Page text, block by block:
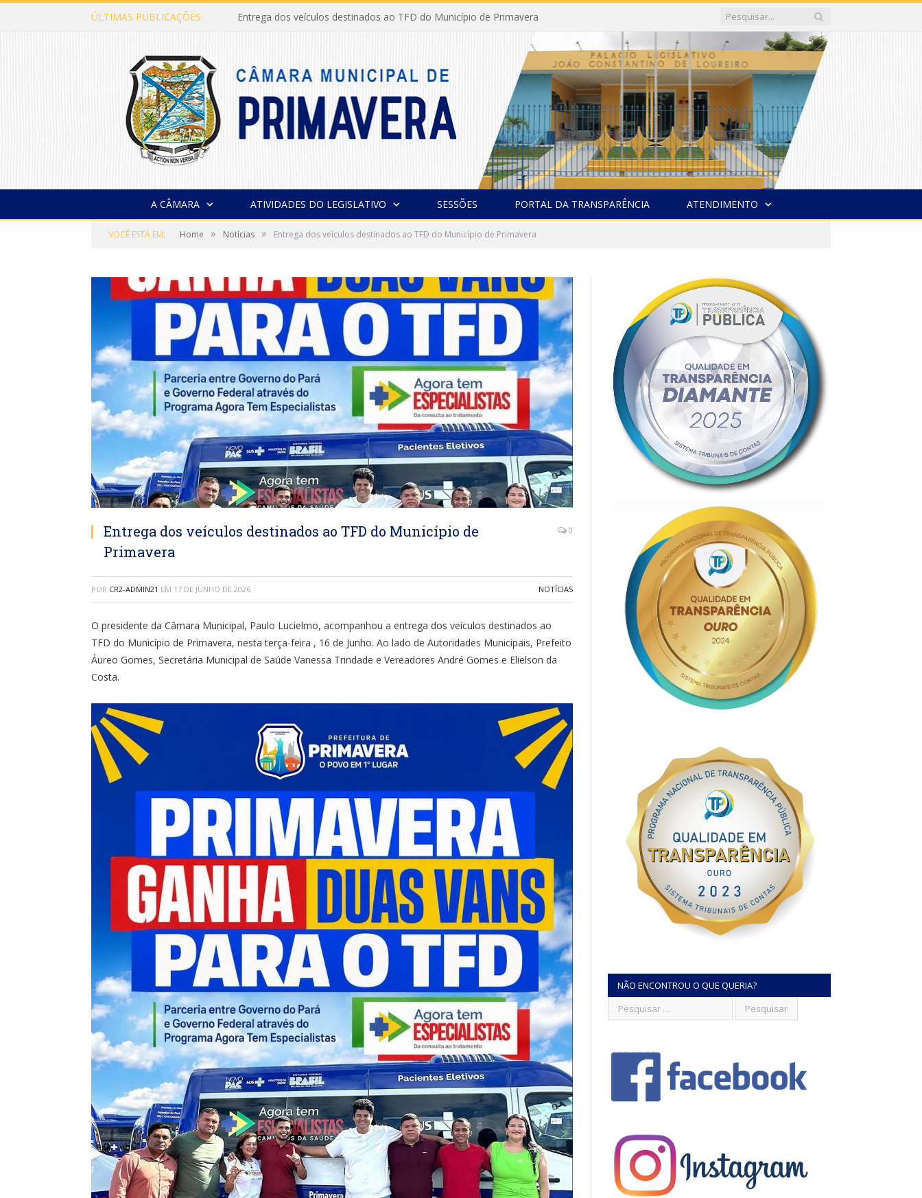
ÚLTIMAS PUBLICAÇÕES: Entrega dos veículos destinados ao TFD do Município de Primavera
A CÂMARA ATIVIDADES DO LEGISLATIVO SESSÕES PORTAL DA TRANSPARÊNCIA ATENDIMENTO
VOCÊ ESTÁ EM: Home » Notícias » Entrega dos veículos destinados ao TFD do Município de Primavera
Entrega dos veículos destinados ao TFD do Município de
Primavera
0
POR CR2-ADMIN21 EM 17 DE JUNHO DE 2026 NOTÍCIAS
O presidente da Câmara Municipal, Paulo Lucielmo, acompanhou a entrega dos veículos destinados ao
TFD do Município de Primavera, nesta terça-feira , 16 de Junho. Ao lado de Autoridades Municipais, Prefeito
Áureo Gomes, Secretária Municipal de Saúde Vanessa Trindade e Vereadores André Gomes e Elielson da
Costa.
NÃO ENCONTROU O QUE QUERIA?